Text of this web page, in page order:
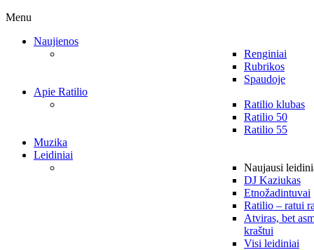
Menu
Naujienos
Renginiai
Rubrikos
Spaudoje
Apie Ratilio
Ratilio klubas
Ratilio 50
Ratilio 55
Muzika
Leidiniai
Naujausi
DJ Kaziukas
Etnožadintuvai
Ratilio – ratui
Atviras, bet
kraštui
Visi leidiniai